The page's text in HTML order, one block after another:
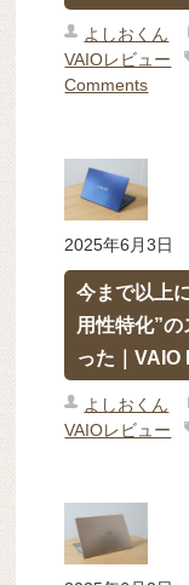
よしおくん
VAIOレビュー
Comments
2025年6月3日
今まで以上
用性特化”
った｜VAIO
よしおくん
VAIOレビュー